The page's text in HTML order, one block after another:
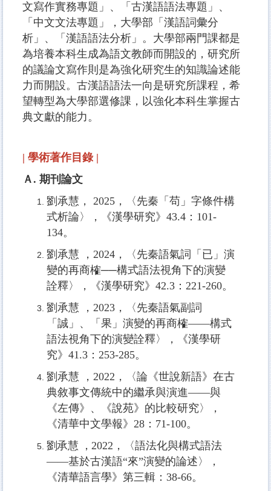
文寫作實務專題」、「古漢語語法專題」、
「中文文法專題」，大學部「漢語詞彙分
析」、「漢語語法分析」。大學部兩門課都是
為培養本科生成為語文教師而開設的，研究所
的議論文寫作則是為強化研究生的知識論述能
力而開設。古漢語語法一向是研究所課程，希
望轉型為大學部選修課，以強化本科生掌握古
典文獻的能力。
| 學術著作目錄 |
Ａ. 期刊論文
劉承慧， 2025，〈先秦「苟」字條件構
式析論〉，《漢學研究》43.4：101-
134。
劉承慧 ，2024，〈先秦語氣詞「已」演
變的再商榷──構式語法視角下的演變
詮釋〉，《漢學研究》 42.3 ： 221-260。
劉承慧 ，2023，〈先秦語氣副詞
「誠」、「果」演變的再商榷——構式
語法視角下的演變詮釋〉，《漢學研
究》 41.3 ： 253-285。
劉承慧 ，2022，〈論《世說新語》在古
典敘事文傳統中的繼承與演進——與
《左傳》、《說苑》的比較研究〉，
《清華中文學報》 28 ： 71-100。
劉承慧 ，2022，
〈語法化與構式語法
——基於古漢語“來”演變的論述〉，
《清華語言學》第三輯： 38-66。